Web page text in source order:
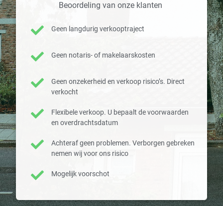
Beoordeling van onze klanten
Geen langdurig verkooptraject
Geen notaris- of makelaarskosten
Geen onzekerheid en verkoop risico’s. Direct
verkocht
Flexibele verkoop. U bepaalt de voorwaarden
en overdrachtsdatum
Achteraf geen problemen. Verborgen gebreken
nemen wij voor ons risico
Mogelijk voorschot